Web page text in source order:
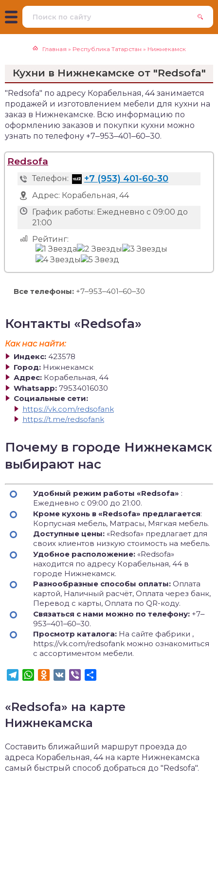
Главная » Республика Татарстан » Нижнекамск
Кухни в Нижнекамске от "Redsofa"
"Redsofa" по адресу Корабельная, 44 занимается
продажей и изготовлением мебели для кухни на
заказ в Нижнекамске. Всю информацию по
оформлению заказов и покупки кухни можно
узнать по телефону +7‒953‒401‒60‒30.
Redsofa
Телефон: +7 (953) 401-60-30
Адрес: Корабельная, 44
График работы: Ежедневно с 09:00 до
21:00
Рейтинг:
Все телефоны: +7‒953‒401‒60‒30
Контакты «Redsofa»
Как нас найти:
Индекс: 423578
Город: Нижнекамск
Адрес: Корабельная, 44
Whatsapp: 79534016030
Социальные сети:
https://vk.com/redsofank
https://t.me/redsofank
Почему в городе Нижнекамск
выбирают нас
Удобный режим работы «Redsofa» :
Ежедневно с 09:00 до 21:00.
Кроме кухонь в «Redsofa» предлагается:
Корпусная мебель, Матрасы, Мягкая мебель.
Доступные цены: «Redsofa» предлагает для
своих клиентов низкую стоимость на мебель.
Удобное расположение: «Redsofa»
находится по адресу Корабельная, 44 в
городе Нижнекамск.
Разнообразные способы оплаты: Оплата
картой, Наличный расчёт, Оплата через банк,
Перевод с карты, Оплата по QR-коду.
Связаться с нами можно по телефону: +7‒
953‒401‒60‒30.
Просмотр каталога: На сайте фабрики ,
https://vk.com/redsofank можно ознакомиться
с ассортиментом мебели.
TelegramWhatsApp
Odnoklassniki
VK Viber
«Redsofa» на карте
Нижнекамска
Составить ближайший маршрут проезда до
адреса Корабельная, 44 на карте Нижнекамска
самый быстрый способ добраться до "Redsofa".